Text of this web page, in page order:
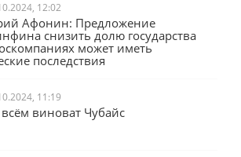
12:02
Афонин: Предложение
снизить долю государства
может иметь
последствия
11:19
виноват Чубайс